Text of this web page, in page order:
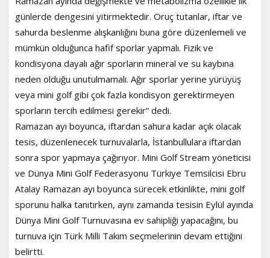
günlerde dengesini yitirmektedir. Oruç tutanlar, iftar ve
sahurda beslenme alışkanlığını buna göre düzenlemeli ve
mümkün olduğunca hafif sporlar yapmalı. Fizik ve
kondisyona dayalı ağır sporların mineral ve su kaybına
neden olduğu unutulmamalı. Ağır sporlar yerine yürüyüş
veya mini golf gibi çok fazla kondisyon gerektirmeyen
sporların tercih edilmesi gerekir” dedi.
Ramazan ayı boyunca, iftardan sahura kadar açık olacak
tesis, düzenlenecek turnuvalarla, İstanbullulara iftardan
sonra spor yapmaya çağırıyor. Mini Golf Stream yöneticisi
ve Dünya Mini Golf Federasyonu Türkiye Temsilcisi Ebru
Atalay Ramazan ayı boyunca sürecek etkinlikte, mini golf
sporunu halka tanıtırken, aynı zamanda tesisin Eylül ayında
Dünya Mini Golf Turnuvasına ev sahipliği yapacağını, bu
turnuva için Türk Milli Takım seçmelerinin devam ettiğini
belirtti.